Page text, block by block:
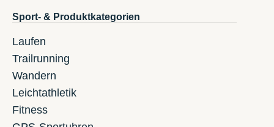
Sport- & Produktkategorien
Laufen
Trailrunning
Wandern
Leichtathletik
Fitness